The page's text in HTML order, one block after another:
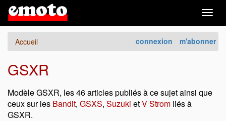
connexion m'abonner
Accueil
GSXR
Modèle GSXR, les 46 articles publiés à ce sujet ainsi que
ceux sur les Bandit, GSXS, Suzuki etV Strom liés à
GSXR.